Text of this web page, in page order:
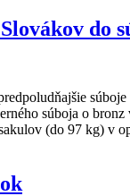
do
súboje
súboja o bronz
(do 97 kg) v